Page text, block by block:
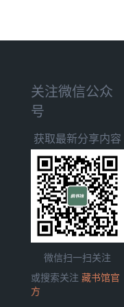
关注微信公众
号
获取最新分享内容
微信扫一扫关注
或搜索关注 藏书馆官
方